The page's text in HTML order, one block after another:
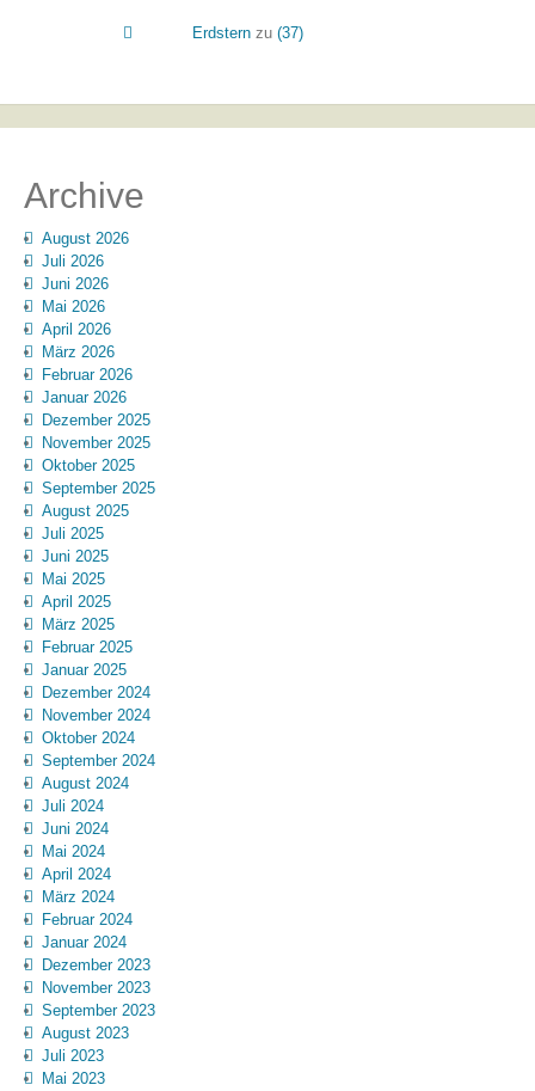
Erdstern zu(37)
Archive
August 2026
Juli 2026
Juni 2026
Mai 2026
April 2026
März 2026
Februar 2026
Januar 2026
Dezember 2025
November 2025
Oktober 2025
September 2025
August 2025
Juli 2025
Juni 2025
Mai 2025
April 2025
März 2025
Februar 2025
Januar 2025
Dezember 2024
November 2024
Oktober 2024
September 2024
August 2024
Juli 2024
Juni 2024
Mai 2024
April 2024
März 2024
Februar 2024
Januar 2024
Dezember 2023
November 2023
September 2023
August 2023
Juli 2023
Mai 2023